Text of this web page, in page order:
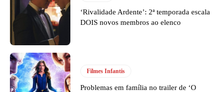
‘Rivalidade Ardente’: 2ª temporada escala
DOIS novos membros ao elenco
Filmes Infantis
Problemas em família no trailer de ‘O